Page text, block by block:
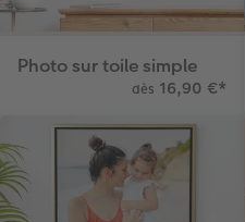
Photo sur toile simple
dès 16,90 €*